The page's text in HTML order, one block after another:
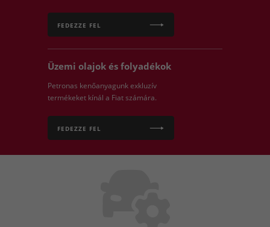
FEDEZZE FEL
Üzemi olajok és folyadékok
Petronas kenőanyagunk exkluzív
termékeket kínál a Fiat számára.
FEDEZZE FEL